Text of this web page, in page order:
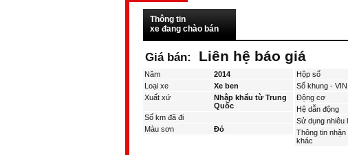
Thông tin
xe đang chào bán
Giá bán: Liên hệ báo giá
Năm
2014
Loại xe
Xe ben
Xuất xứ
Nhập khẩu từ Trung
Quốc
Số km đã đi
Màu sơn
Đỏ
Hộp số
Số khung - VIN
Động cơ
Hệ dẫn động
Sử dụng nhiêu
Thông tin nhận
khác